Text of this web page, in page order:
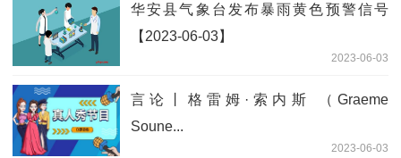
华安县气象台发布暴雨黄色预警信号
【2023-06-03】
2023-06-03
言论丨格雷姆·索内斯 （Graeme
Soune...
2023-06-03